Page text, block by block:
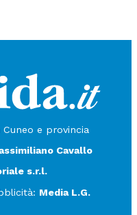
e provincia
Cavallo
s.r.l.
Media L.G.